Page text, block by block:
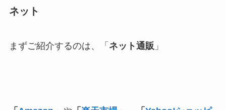
ネット
まずご紹介するのは、「 ネット通販 」